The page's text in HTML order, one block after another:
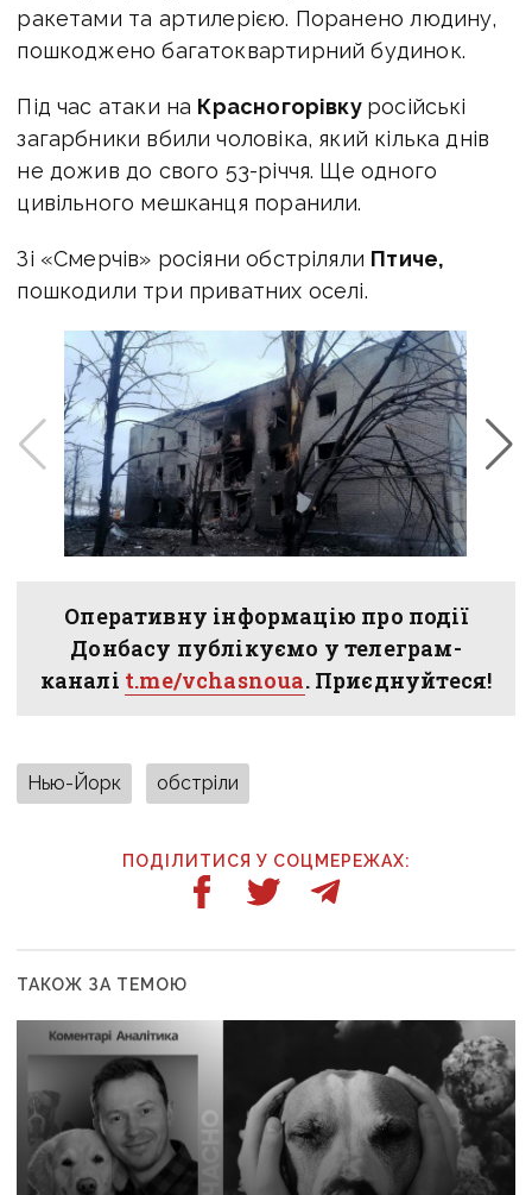
ракетами та артилерією. Поранено людину,
пошкоджено багатоквартирний будинок.
Під час атаки на Красногорівку російські
загарбники вбили чоловіка, який кілька днів
не дожив до свого 53-річчя. Ще одного
цивільного мешканця поранили.
Зі «Смерчів» росіяни обстріляли Птиче,
пошкодили три приватних оселі.
Оперативну інформацію про події
Донбасу публікуємо у телеграм-
каналі t.me/vchasnoua. Приєднуйтеся!
Нью-Йорк обстріли
ПОДІЛИТИСЯ У СОЦМЕРЕЖАХ:
ТАКОЖ ЗА ТЕМОЮ